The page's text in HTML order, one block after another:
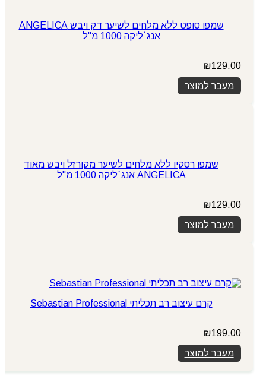
שמפו סופט ללא מלחים לשיער דק ויבש ANGELICA
אנג`ליקה 1000 מ"ל
₪129.00
מעבר למוצר
שמפו רסקיו ללא מלחים לשיער מקורזל ויבש מאוד
ANGELICA אנג`ליקה 1000 מ"ל
₪129.00
מעבר למוצר
קרם עיצוב רב תכליתי Sebastian Professional
₪199.00
מעבר למוצר